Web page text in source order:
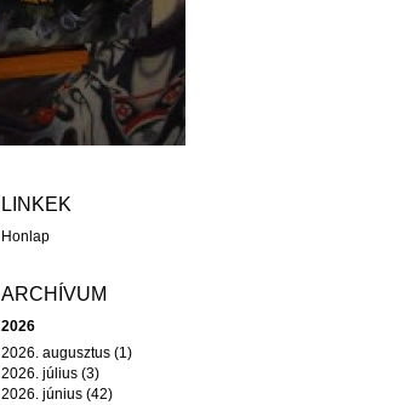
LINKEK
Honlap
ARCHÍVUM
2026
2026. augusztus (1)
2026. július (3)
2026. június (42)